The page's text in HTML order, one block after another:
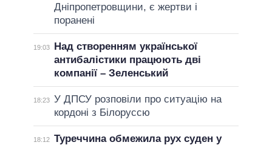
Дніпропетровщини, є жертви і
поранені
19:03
Над створенням української
антибалістики працюють дві
компанії – Зеленський
18:23 У ДПСУ розповіли про ситуацію на
кордоні з Білоруссю
18:12 Туреччина обмежила рух суден у